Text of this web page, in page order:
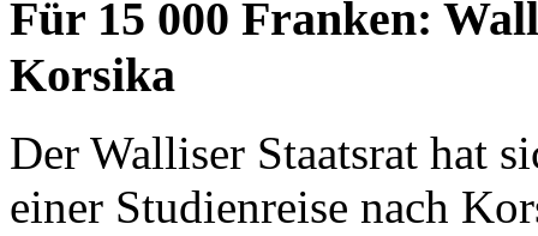
Für 15 000 Franken:
Korsika
Der Walliser Staatsrat hat
einer Studienreise nach